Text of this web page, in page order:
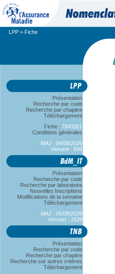
LPP > Fiche
Présentation
Recherche par code
Recherche par chapitre
Téléchargement
Fiche : 7843351
Conditions générales
MAJ : 04/08/2026
Version : 896
Présentation
Recherche par code
Recherche par laboratoire
Nouvelles Inscriptions
Modifications de la semaine
Téléchargement
MAJ : 05/08/2026
Version : 1526
Présentation
Recherche par code
Recherche par chapitre
Recherche sur autres critères
Téléchargement